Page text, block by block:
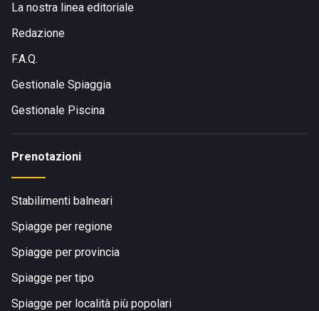
La nostra linea editoriale
Redazione
F.A.Q.
Gestionale Spiaggia
Gestionale Piscina
Prenotazioni
Stabilimenti balneari
Spiagge per regione
Spiagge per provincia
Spiagge per tipo
Spiagge per località più popolari